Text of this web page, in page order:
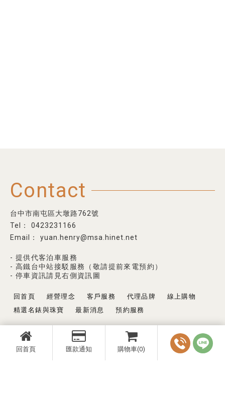
回首頁 匯款通知 購物車(0)
Contact
台中市南屯區大墩路762號
0423231166
yuan.henry@msa.hinet.net
- 提供代客泊車服務
- 高鐵台中站接駁服務（敬請提前來電預約）
- 停車資訊請見右側資訊圖
回首頁 經營理念 客戶服務 代理品牌
線上購物
精選名錶與珠寶
最新消息 預約服務